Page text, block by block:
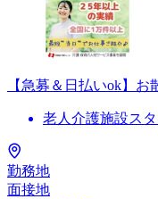
【急募＆日払いok】
老人介護施設ス
勤務地
面接地